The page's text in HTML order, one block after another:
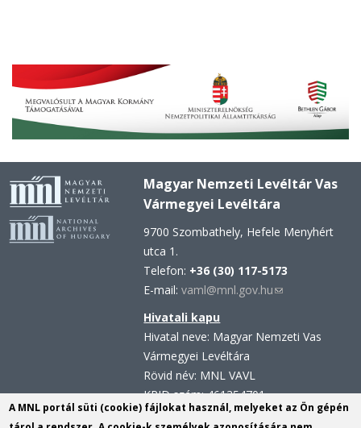
Magyar Nemzeti Levéltár Vas
Vármegyei Levéltára
9700 Szombathely, Hefele Menyhért
utca 1.
Telefon: +36 (30) 117-5173
E-mail:vaml@mnl.gov.hu(link
Hivatali kapu
Hivatal neve: Magyar Nemzeti Vas
Vármegyei Levéltára
Rövid név: MNL VAVL
KRID szám: 461354701
Hivatali kapu - Központi
A MNL portál süti (cookie) fájlokat használ, melyeket az Ön gépén